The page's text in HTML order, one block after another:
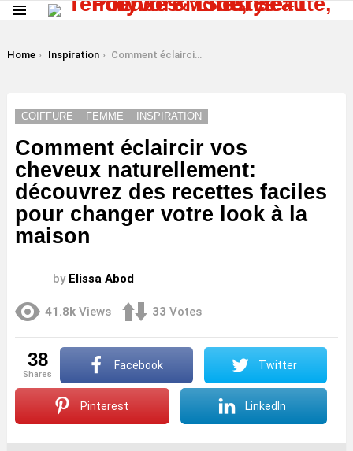
You are here:
Home Inspiration Comment éclaircir vos cheveux naturellement: découvrez des recettes faciles pour changer votre look à la maison
COIFFURE FEMME INSPIRATION
Comment éclaircir vos
cheveux naturellement:
découvrez des recettes faciles
pour changer votre look à la
maison
by Elissa Abod
41.8k Views 33 Votes
38
shares
Facebook Twitter
Pinterest LinkedIn